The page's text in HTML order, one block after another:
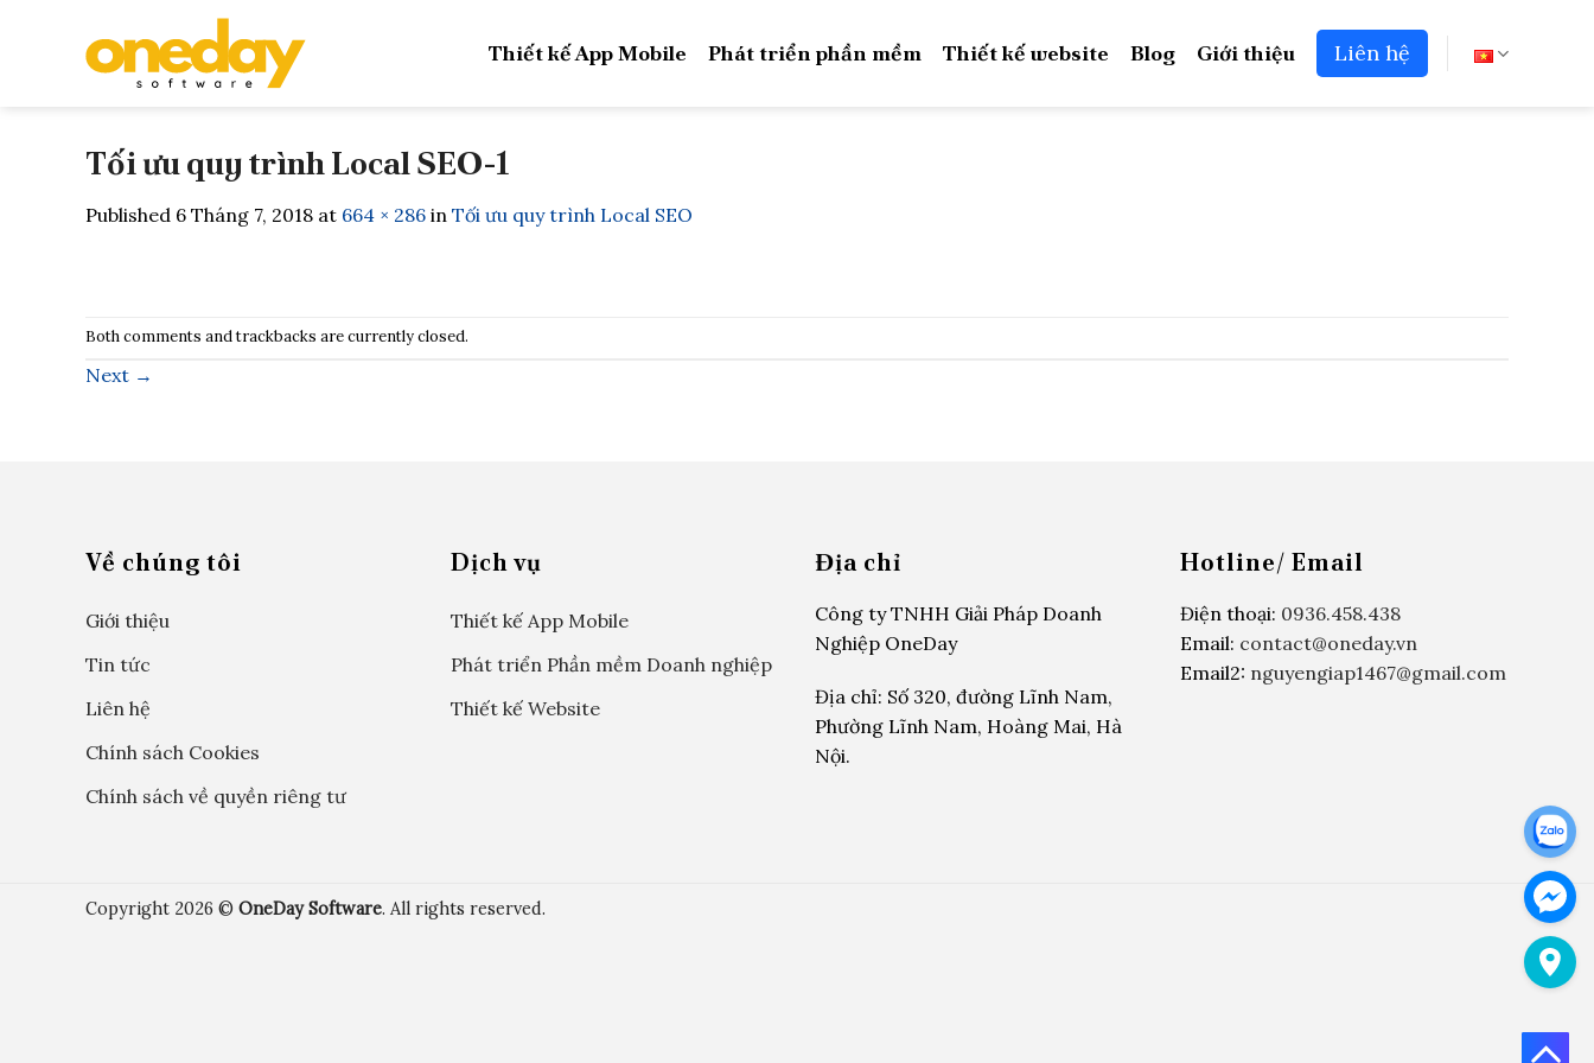
Thiết kế App Mobile Phát triển phần mềm Thiết kế website Blog Giới thiệu Liên hệ
Tối ưu quy trình Local SEO-1
Published 6 Tháng 7, 2018 at 664 × 286 in Tối ưu quy trình Local SEO
Both comments and trackbacks are currently closed.
Next →
Về chúng tôi
Giới thiệu
Tin tức
Liên hệ
Chính sách Cookies
Chính sách về quyền riêng tư
Dịch vụ
Thiết kế App Mobile
Phát triển Phần mềm Doanh nghiệp
Thiết kế Website
Địa chỉ
Công ty TNHH Giải Pháp Doanh
Nghiệp OneDay
Địa chỉ: Số 320, đường Lĩnh Nam,
Phường Lĩnh Nam, Hoàng Mai, Hà
Nội.
Hotline/ Email
Điện thoại: 0936.458.438
Email: contact@oneday.vn
Email2: nguyengiap1467@gmail.com
Copyright 2026 © OneDay Software. All rights reserved.